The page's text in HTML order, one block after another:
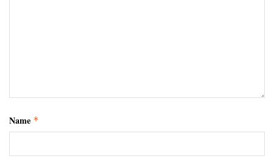
Name *